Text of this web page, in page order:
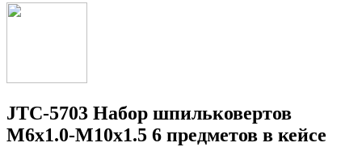
JTC-5703 Набор шпильковертов
М6х1.0-М10х1.5 6 предметов в кейсе